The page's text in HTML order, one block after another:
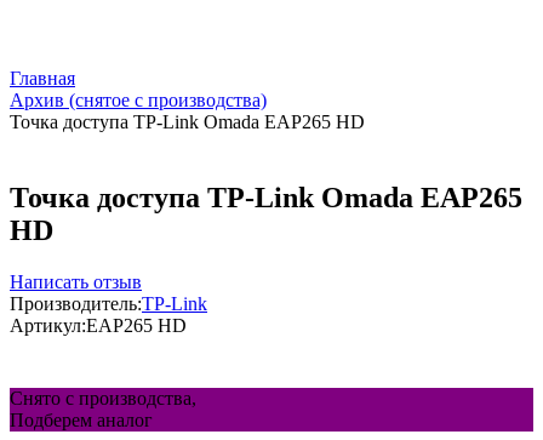
Главная
Архив (снятое с производства)
Точка доступа TP-Link Omada EAP265 HD
Точка доступа TP-Link Omada EAP265
HD
Написать отзыв
Производитель:TP-Link
Артикул:EAP265 HD
Снято с производства,
Подберем аналог